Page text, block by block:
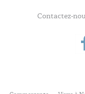
Contactez-